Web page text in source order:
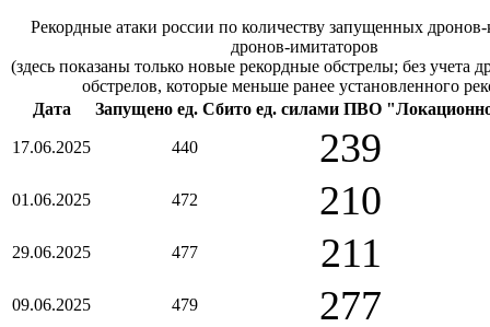
Рекордные атаки россии по количеству запущенных дронов-
дронов-имитаторов
(здесь показаны только новые рекордные обстрелы; без учета
обстрелов, которые меньше ранее установленного
Дата
Запущено ед. Сбито ед. силами ПВО
17.06.2025 440 239
01.06.2025 472 210
29.06.2025 477 211
09.06.2025 479 277